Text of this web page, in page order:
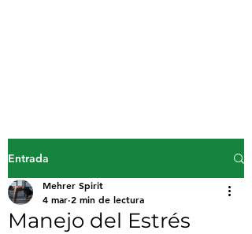
Entrada
Manejo del Estrés
Mehrer Spirit
4 mar 2 min de lectura